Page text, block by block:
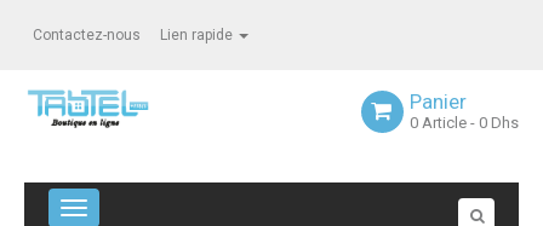
Contactez-nous Lien rapide
Panier
0 Article - 0 Dhs
Navigation bascule